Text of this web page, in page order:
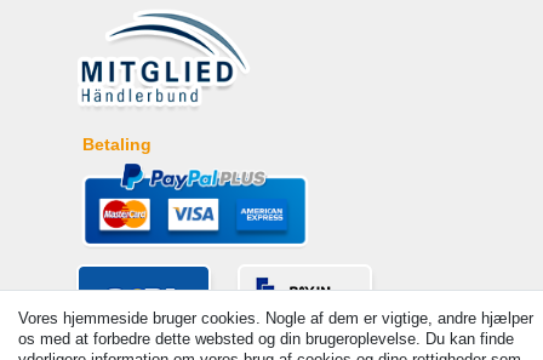
Betaling
Vores hjemmeside bruger cookies. Nogle af dem er vigtige, andre hjælper
os med at forbedre dette websted og din brugeroplevelse. Du kan finde